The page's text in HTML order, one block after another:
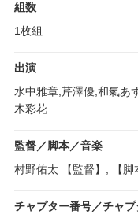
組数
1枚組
出演
水中雅章,芹澤優,和氣あ
木彩花
監督／脚本／音楽
村野佑太 【監督】, 【脚
チャプター番号／チャプ